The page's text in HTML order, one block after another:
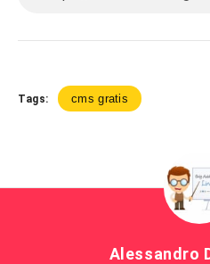
Tags: cms gratis
Alessandro